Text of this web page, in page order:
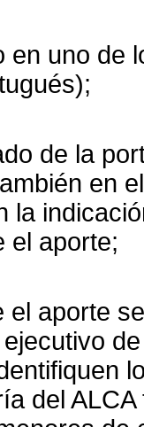
en uno de
de la
en
la
el aporte;
el aporte
del